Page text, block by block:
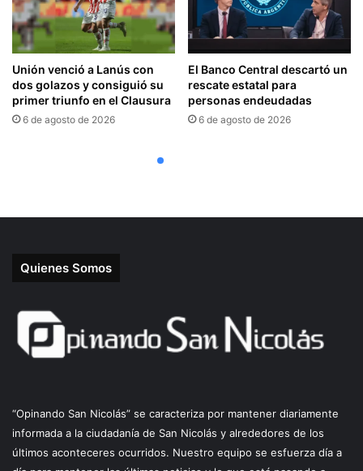
Quienes Somos
“Opinando San Nicolás” se caracteriza por mantener diariamente
informada a la ciudadanía de San Nicolás y alrededores de los
últimos aconteceres ocurridos. Nuestro equipo se esfuerza día a